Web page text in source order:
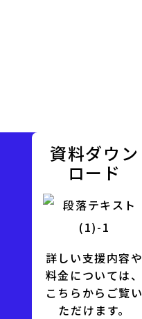
資料ダウン
ロード
詳しい支援内容や
料金については、
こちらからご覧い
ただけます。